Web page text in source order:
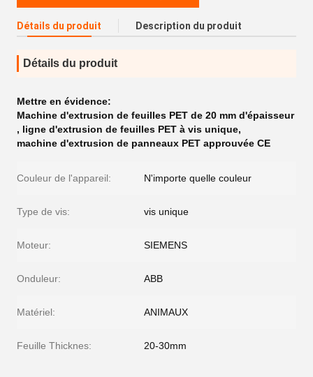
Détails du produit Description du produit
Détails du produit
Mettre en évidence:
Machine d'extrusion de feuilles PET de 20 mm d'épaisseur
, ligne d'extrusion de feuilles PET à vis unique,
machine d'extrusion de panneaux PET approuvée CE
Couleur de l'appareil: N'importe quelle couleur
Type de vis: vis unique
Moteur: SIEMENS
Onduleur: ABB
Matériel: ANIMAUX
Feuille Thicknes: 20-30mm